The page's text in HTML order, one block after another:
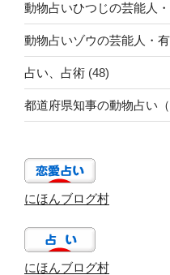
動物占いひつじの芸能人
動物占いゾウの芸能人・
占い、占術 (48)
都道府県知事の動物占い
にほんブログ村
にほんブログ村